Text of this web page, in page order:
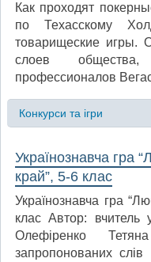
Как проходят
по Техасскому
товарищеские игры.
слоев
профессионалов
Конкурси та ігри
Українознавча гра
край”, 5-6 клас
Українознавча гра
клас Автор: вчитель
Олефіренко
запропонованих